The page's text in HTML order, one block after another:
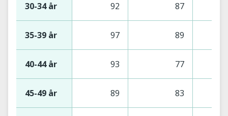
30-34 år 92 87
35-39 år 97 89
40-44 år 93 77
45-49 år 89 83